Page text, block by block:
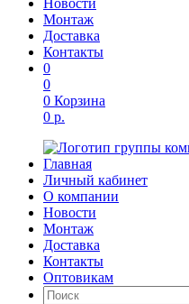
Новости
Монтаж
Доставка
Контакты
0
0
0 Корзина
0 р.
Главная
Личный кабинет
О компании
Новости
Монтаж
Доставка
Контакты
Оптовикам